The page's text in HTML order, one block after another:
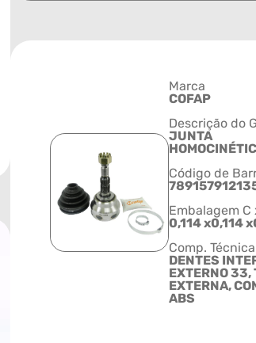
Marca
COFAP
Descrição do
JUNTA
Código de
Embalagem C
0,114 x0,114
Comp. Técnica
DENTES
EXTERNO 33,
EXTERNA,
ABS